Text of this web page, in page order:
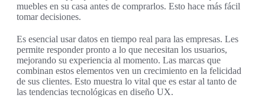
muebles en su casa antes de comprarlos. Esto hace más fácil
tomar decisiones.
Es esencial usar datos en tiempo real para las empresas. Les
permite responder pronto a lo que necesitan los usuarios,
mejorando su experiencia al momento. Las marcas que
combinan estos elementos ven un crecimiento en la felicidad
de sus clientes. Esto muestra lo vital que es estar al tanto de
las tendencias tecnológicas en diseño UX.